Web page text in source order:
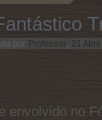
por Professor 21 Abril
envolvido no